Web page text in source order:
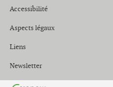
Accessibilité
Aspects légaux
Liens
Newsletter